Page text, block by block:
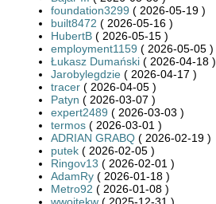
foundation3299 ( 2026-05-19 )
built8472 ( 2026-05-16 )
HubertB ( 2026-05-15 )
employment1159 ( 2026-05-05 )
Łukasz Dumański ( 2026-04-18 )
Jarobylegdzie ( 2026-04-17 )
tracer ( 2026-04-05 )
Patyn ( 2026-03-07 )
expert2489 ( 2026-03-03 )
termos ( 2026-03-01 )
ADRIAN GRABQ ( 2026-02-19 )
putek ( 2026-02-05 )
Ringov13 ( 2026-02-01 )
AdamRy ( 2026-01-18 )
Metro92 ( 2026-01-08 )
wwojtekw ( 2025-12-31 )